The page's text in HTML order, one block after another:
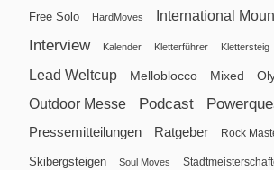
Free Solo HardMoves International
Interview Kalender Kletterführer Klettersteig
Lead Weltcup Melloblocco Mixed
Outdoor Messe Podcast
Pressemitteilungen Ratgeber Rock
Skibergsteigen Soul Moves